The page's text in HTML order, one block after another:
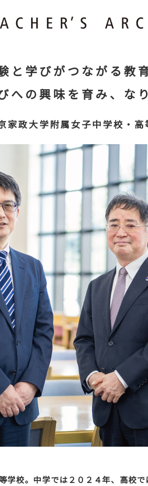
と学びがつながる教
への興味を育み、な
家政大学附属女子中学校・高
校。中学では２０２４年、高校